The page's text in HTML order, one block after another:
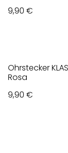
9,90 €
Ohrstecker
Rosa
9,90 €